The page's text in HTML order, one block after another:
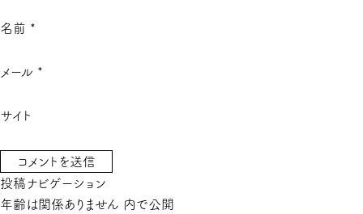
名前 *
メール *
サイト
投稿ナビゲーション
年齢は関係ありません 内で公開